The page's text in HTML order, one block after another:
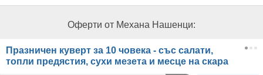
Оферти от Механа Нашенци:
Празничен куверт за 10 човека - със салати,
топли предястия, сухи мезета и месце на скара